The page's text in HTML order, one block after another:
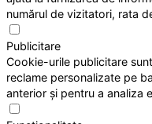
numărul de vizitatori, rata
Publicitare
Cookie-urile publicitare
reclame personalizate pe
anterior și pentru a analiza